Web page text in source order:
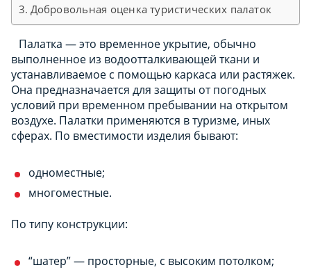
Добровольная оценка туристических палаток
Палатка — это временное укрытие, обычно
выполненное из водоотталкивающей ткани и
устанавливаемое с помощью каркаса или растяжек.
Она предназначается для защиты от погодных
условий при временном пребывании на открытом
воздухе. Палатки применяются в туризме, иных
сферах. По вместимости изделия бывают:
одноместные;
многоместные.
По типу конструкции:
“шатер” — просторные, с высоким потолком;